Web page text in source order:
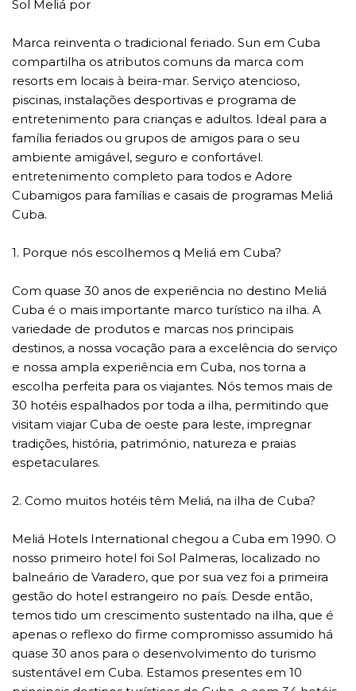
Sol Meliá por
Marca reinventa o tradicional feriado. Sun em Cuba
compartilha os atributos comuns da marca com
resorts em locais à beira-mar. Serviço atencioso,
piscinas, instalações desportivas e programa de
entretenimento para crianças e adultos. Ideal para a
família feriados ou grupos de amigos para o seu
ambiente amigável, seguro e confortável.
entretenimento completo para todos e Adore
Cubamigos para famílias e casais de programas Meliá
Cuba.
1. Porque nós escolhemos q Meliá em Cuba?
Com quase 30 anos de experiência no destino Meliá
Cuba é o mais importante marco turístico na ilha. A
variedade de produtos e marcas nos principais
destinos, a nossa vocação para a excelência do serviço
e nossa ampla experiência em Cuba, nos torna a
escolha perfeita para os viajantes. Nós temos mais de
30 hotéis espalhados por toda a ilha, permitindo que
visitam viajar Cuba de oeste para leste, impregnar
tradições, história, património, natureza e praias
espetaculares.
2. Como muitos hotéis têm Meliá, na ilha de Cuba?
Meliá Hotels International chegou a Cuba em 1990. O
nosso primeiro hotel foi Sol Palmeras, localizado no
balneário de Varadero, que por sua vez foi a primeira
gestão do hotel estrangeiro no país. Desde então,
temos tido um crescimento sustentado na ilha, que é
apenas o reflexo do firme compromisso assumido há
quase 30 anos para o desenvolvimento do turismo
sustentável em Cuba. Estamos presentes em 10